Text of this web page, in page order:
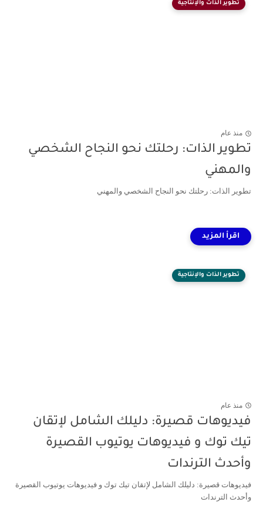
تطوير الذات والإنتاجية
منذ عام
تطوير الذات: رحلتك نحو النجاح الشخصي
والمهني
تطوير الذات: رحلتك نحو النجاح الشخصي والمهني
تطوير الذات والإنتاجية
منذ عام
فيديوهات قصيرة: دليلك الشامل لإتقان
تيك توك و فيديوهات يوتيوب القصيرة
وأحدث الترندات
فيديوهات قصيرة: دليلك الشامل لإتقان تيك توك و فيديوهات يوتيوب القصيرة
وأحدث الترندات